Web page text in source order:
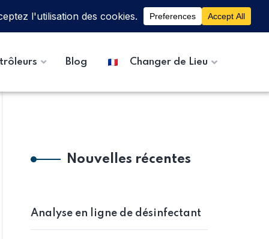
Blog Changer de Lieu
Nouvelles récentes
Analyse en ligne de désinfectant